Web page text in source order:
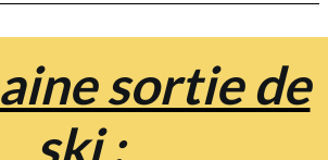
sortie de
ski :